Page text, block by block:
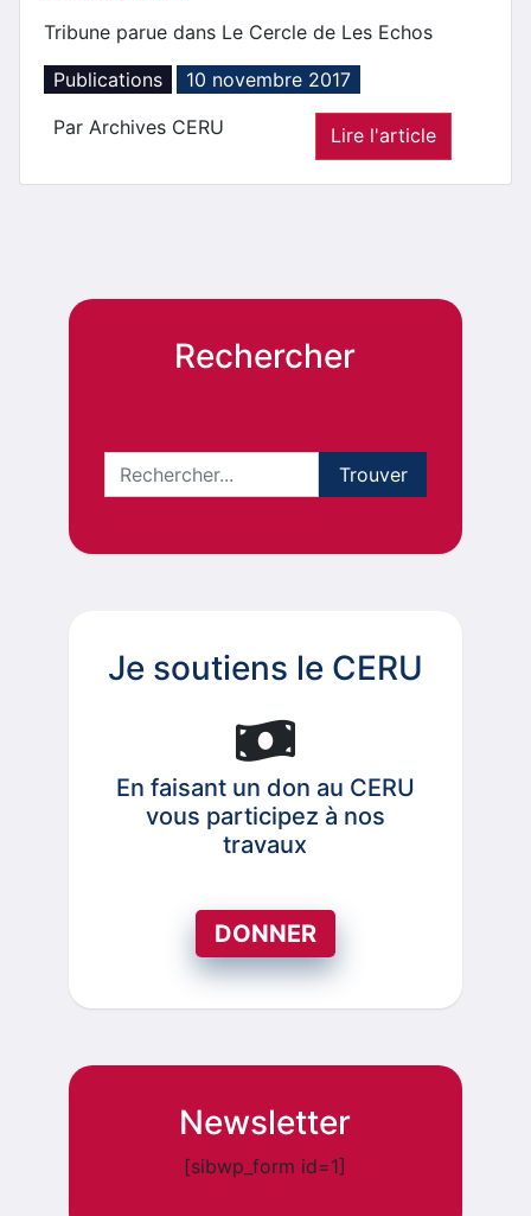
Tribune parue dans Le Cercle de Les Echos
Publications
10 novembre 2017
Par Archives CERU
Lire l'article
Rechercher
Je soutiens le CERU
En faisant un don au CERU
vous participez à nos
travaux
DONNER
Newsletter
[sibwp_form id=1]